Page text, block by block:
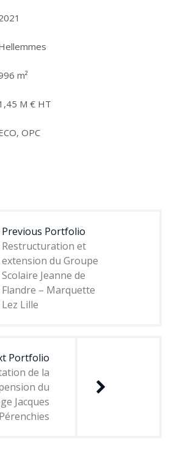
m²
M € HT
OPC
Previous Portfolio
Restructuration et
extension du Groupe
Scolaire Jeanne de
Flandre – Marquette
Lez Lille
Portfolio
de la
du
Jacques